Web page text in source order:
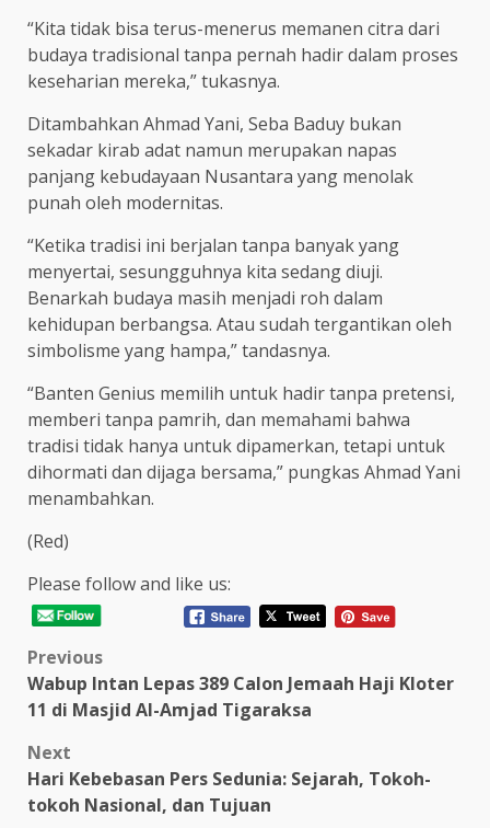
“Kita tidak bisa terus-menerus memanen citra dari
budaya tradisional tanpa pernah hadir dalam proses
keseharian mereka,” tukasnya.
Ditambahkan Ahmad Yani, Seba Baduy bukan
sekadar kirab adat namun merupakan napas
panjang kebudayaan Nusantara yang menolak
punah oleh modernitas.
“Ketika tradisi ini berjalan tanpa banyak yang
menyertai, sesungguhnya kita sedang diuji.
Benarkah budaya masih menjadi roh dalam
kehidupan berbangsa. Atau sudah tergantikan oleh
simbolisme yang hampa,” tandasnya.
“Banten Genius memilih untuk hadir tanpa pretensi,
memberi tanpa pamrih, dan memahami bahwa
tradisi tidak hanya untuk dipamerkan, tetapi untuk
dihormati dan dijaga bersama,” pungkas Ahmad Yani
menambahkan.
(Red)
Please follow and like us:
Post
navigation
Previous
Wabup Intan Lepas 389 Calon Jemaah Haji Kloter
11 di Masjid Al-Amjad Tigaraksa
Next
Hari Kebebasan Pers Sedunia: Sejarah, Tokoh-
tokoh Nasional, dan Tujuan